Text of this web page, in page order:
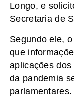
Longo, e
Secretaria de
Segundo ele,
que
aplicações
da pandemia
parlamentares.